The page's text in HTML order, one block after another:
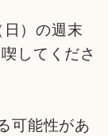
）の週末
してくださ
可能性があ